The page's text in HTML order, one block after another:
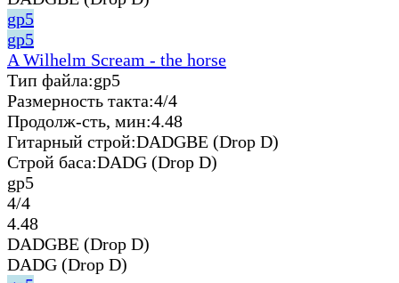
gp5
gp5
A Wilhelm Scream - the horse
Тип файла:gp5
Размерность такта:4/4
Продолж-сть, мин:4.48
Гитарный строй:DADGBE (Drop D)
Строй баса:DADG (Drop D)
gp5
4/4
4.48
DADGBE (Drop D)
DADG (Drop D)